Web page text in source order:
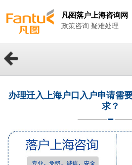
凡图落户上海咨询网
政策咨询 疑难处理
办理迁入上海户口入户申请需
求？